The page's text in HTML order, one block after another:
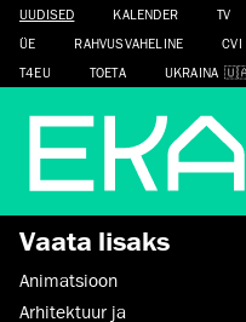
UUDISED KALENDER TV
ÜE
RAHVUSVAHELINE CVI
T4EU
TOETA UKRAINA
Vaata lisaks
Animatsioon
Arhitektuur ja